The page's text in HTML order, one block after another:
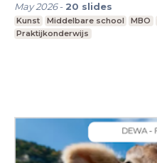
May 2026- 20 slides
Kunst Middelbare school MBO
Praktijkonderwijs